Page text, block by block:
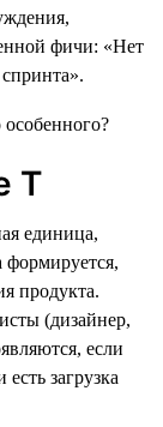
фичи: «Нет
Т
единица,
формируется,
продукта.
(дизайнер,
если
загрузка